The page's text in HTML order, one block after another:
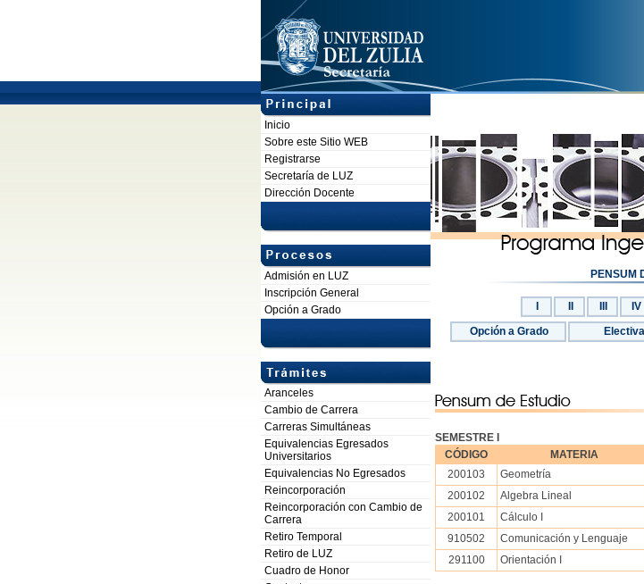
Inicio
Sobre este Sitio WEB
Registrarse
Secretaría de LUZ
Dirección Docente
Admisión en LUZ
Inscripción General
Opción a Grado
Aranceles
Cambio de Carrera
Carreras Simultáneas
Equivalencias Egresados
Universitarios
Equivalencias No Egresados
Reincorporación
Reincorporación con Cambio de
Carrera
Retiro Temporal
Retiro de LUZ
Cuadro de Honor
PENSUM
IV
Opción a Grado
SEMESTRE I
CÓDIGO
MATERIA
200103
Geometría
200102
Algebra Lineal
200101
Cálculo I
910502
Comunicación y Lenguaje
291100
Orientación I